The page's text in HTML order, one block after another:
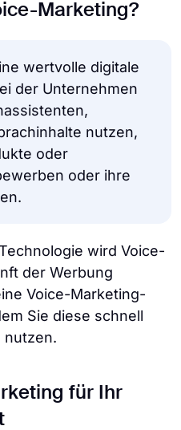
Marketing?
wertvolle digitale
der Unternehmen
nutzen,
oder
oder ihre
wird Voice-
der Werbung
Voice-Marketing-
Sie diese schnell
nutzen.
für Ihr